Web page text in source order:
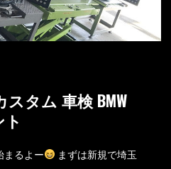
スタム 車検 BMW
まるよー
まずは新規で埼玉